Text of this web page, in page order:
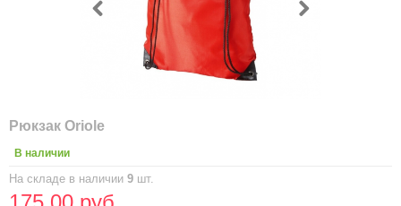
Рюкзак Oriole
В наличии
На складе в наличии 9 шт.